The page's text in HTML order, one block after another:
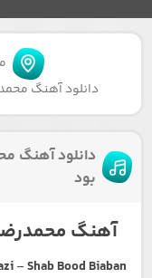
دانلود آهنگ
دانلود آهنگ
بود
آهنگ
–Shab Bood Biaban